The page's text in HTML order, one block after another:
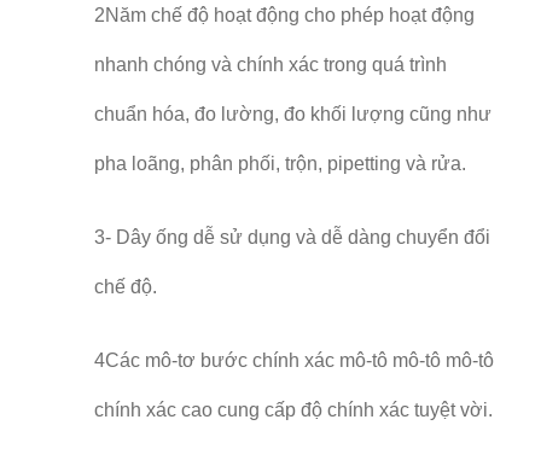
2Năm chế độ hoạt động cho phép hoạt động
nhanh chóng và chính xác trong quá trình
chuẩn hóa, đo lường, đo khối lượng cũng như
pha loãng, phân phối, trộn, pipetting và rửa.
3- Dây ống dễ sử dụng và dễ dàng chuyển đổi
chế độ.
4Các mô-tơ bước chính xác mô-tô mô-tô mô-tô
chính xác cao cung cấp độ chính xác tuyệt vời.